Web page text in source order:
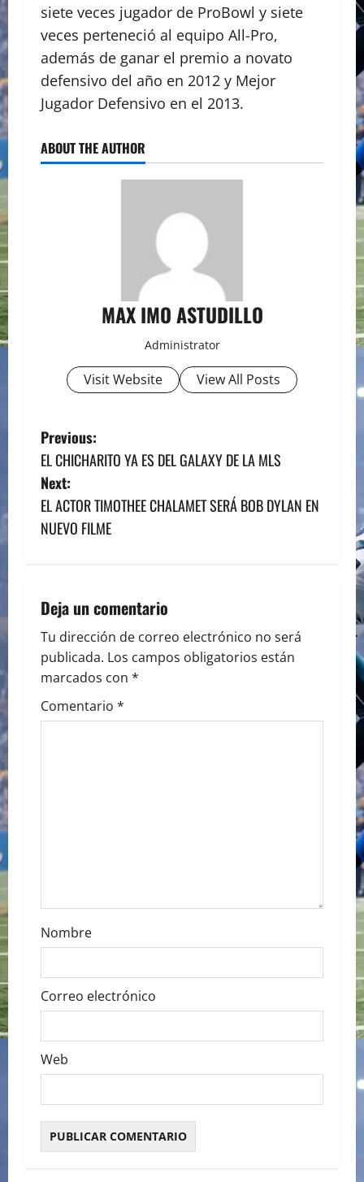
siete veces jugador de ProBowl y siete
veces perteneció al equipo All-Pro,
además de ganar el premio a novato
defensivo del año en 2012 y Mejor
Jugador Defensivo en el 2013.
ABOUT THE AUTHOR
MAX IMO ASTUDILLO
Administrator
Visit Website View All Posts
P
o
s
t
a
v
i
g
Previous:
EL CHICHARITO YA ES DEL GALAXY DE LA MLS
Next:
EL ACTOR TIMOTHEE CHALAMET SERÁ BOB DYLAN EN
NUEVO FILME
Deja un comentario
Tu dirección de correo electrónico no será
publicada. Los campos obligatorios están
marcados con *
Comentario *
Nombre
Correo electrónico
Web